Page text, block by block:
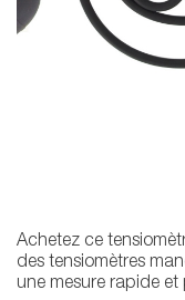
Achetez ce
des tensiomètres
une mesure rapide et